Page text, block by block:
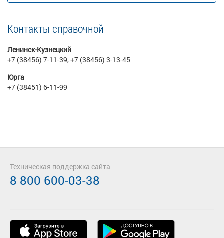
Контакты справочной
Ленинск-Кузнецкий
+7 (38456) 7-11-39, +7 (38456) 3-13-45
Юрга
+7 (38451) 6-11-99
Техническая поддержка сайта
8 800 600-03-38